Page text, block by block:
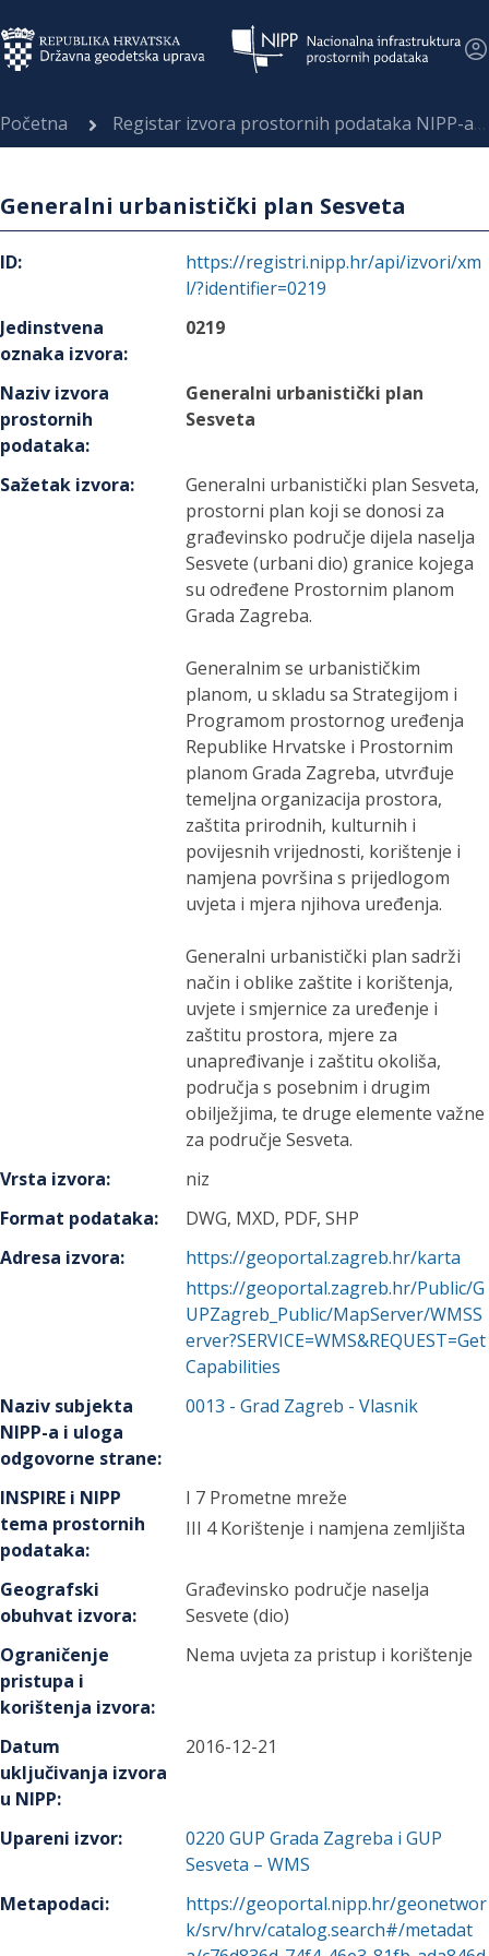
Početna Registar izvora prostornih podataka NIPP-a
Generalni urbanistički plan Sesveta
ID:
https://registri.nipp.hr/api/izvori/xm
l/?identifier=0219
Jedinstvena
oznaka izvora:
0219
Naziv izvora
prostornih
podataka:
Generalni urbanistički plan
Sesveta
Sažetak izvora:
Generalni urbanistički plan Sesveta,
prostorni plan koji se donosi za
građevinsko područje dijela naselja
Sesvete (urbani dio) granice kojega
su određene Prostornim planom
Grada Zagreba.
Generalnim se urbanističkim
planom, u skladu sa Strategijom i
Programom prostornog uređenja
Republike Hrvatske i Prostornim
planom Grada Zagreba, utvrđuje
temeljna organizacija prostora,
zaštita prirodnih, kulturnih i
povijesnih vrijednosti, korištenje i
namjena površina s prijedlogom
uvjeta i mjera njihova uređenja.
Generalni urbanistički plan sadrži
način i oblike zaštite i korištenja,
uvjete i smjernice za uređenje i
zaštitu prostora, mjere za
unapređivanje i zaštitu okoliša,
područja s posebnim i drugim
obilježjima, te druge elemente važne
za područje Sesveta.
Vrsta izvora:
niz
Format podataka:
DWG, MXD, PDF, SHP
Adresa izvora:
https://geoportal.zagreb.hr/karta
https://geoportal.zagreb.hr/Public/G
UPZagreb_Public/MapServer/WMSS
erver?SERVICE=WMS&REQUEST=Get
Capabilities
Naziv subjekta
NIPP-a i uloga
odgovorne strane:
0013 -Grad Zagreb - Vlasnik
INSPIRE i NIPP
tema prostornih
podataka:
I 7 Prometne mreže
III 4 Korištenje i namjena zemljišta
Geografski
obuhvat izvora:
Građevinsko područje naselja
Sesvete (dio)
Ograničenje
pristupa i
korištenja izvora:
Nema uvjeta za pristup i korištenje
Datum
uključivanja izvora
u NIPP:
2016-12-21
Upareni izvor: 0220 GUP Grada Zagreba i GUP
Sesveta – WMS
Metapodaci:
https://geoportal.nipp.hr/geonetwor
k/srv/hrv/catalog.search#/metadat